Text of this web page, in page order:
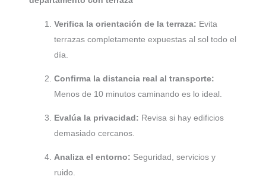
Verifica la orientación de la terraza: Evita
terrazas completamente expuestas al sol todo el
día.
Confirma la distancia real al transporte:
Menos de 10 minutos caminando es lo ideal.
Evalúa la privacidad: Revisa si hay edificios
demasiado cercanos.
Analiza el entorno: Seguridad, servicios y
ruido.